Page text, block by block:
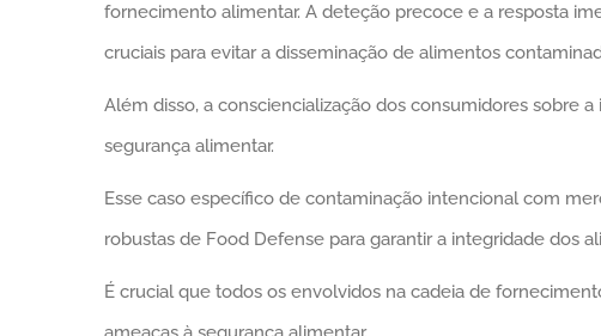
fornecimento alimentar. A deteção precoce e a resposta
cruciais para evitar a disseminação de alimentos
Além disso, a consciencialização dos consumidores sobre
segurança alimentar.
Esse caso específico de contaminação intencional com
robustas de Food Defense para garantir a integridade dos
É crucial que todos os envolvidos na cadeia de